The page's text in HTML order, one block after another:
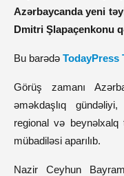
Azərbaycanda yeni
Dmitri Şlapaçenkonu
Bu barədə TodayPress
Görüş zamanı
əməkdaşlıq
regional və beynəlxalq
mübadiləsi aparılıb.
Nazir Ceyhun